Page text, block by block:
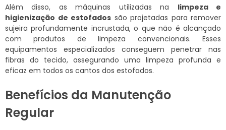
Além disso, as máquinas utilizadas na limpeza e
higienização de estofados são projetadas para remover
sujeira profundamente incrustada, o que não é alcançado
com produtos de limpeza convencionais. Esses
equipamentos especializados conseguem penetrar nas
fibras do tecido, assegurando uma limpeza profunda e
eficaz em todos os cantos dos estofados.
Benefícios da Manutenção
Regular